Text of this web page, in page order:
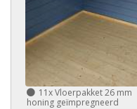
11xVloerpakket 26 mm
honing geïmpregneerd